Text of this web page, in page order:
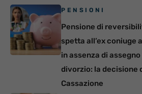
PENSIONI
Pensione di
spetta all’ex coniuge
in assenza di assegno
divorzio: la decisione
Cassazione